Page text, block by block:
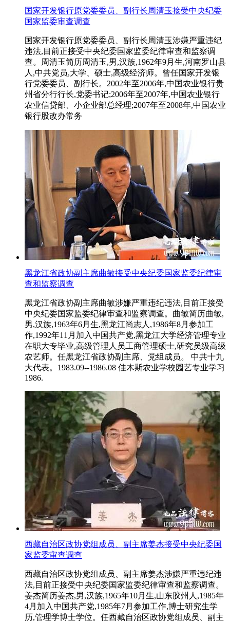
国家开发银行原党委委员、副行长周清玉接受中央纪委
国家监委审查调查
国家开发银行原党委委员、副行长周清玉涉嫌严重违纪
违法,目前正接受中央纪委国家监委纪律审查和监察调
查。周清玉简历周清玉,男,汉族,1962年9月生,河南罗山县
人,中共党员,大学、硕士,高级经济师。曾任国家开发银
行党委委员、副行长。2002年至2006年,中国农业银行贵
州省分行行长,党委书记;2006年至2007年,中国农业银行
农业信贷部、小企业部总经理;2007年至2008年,中国农业
银行股改办常务
黑龙江省政协副主席曲敏接受中央纪委国家监委纪律审
查和监察调查
黑龙江省政协副主席曲敏涉嫌严重违纪违法,目前正接受
中央纪委国家监委纪律审查和监察调查。曲敏简历曲敏,
男,汉族,1963年6月生,黑龙江尚志人,1986年8月参加工
作,1992年11月加入中国共产党,黑龙江大学经济管理专业
在职大专毕业,高级管理人员工商管理硕士,研究员级高级
农艺师。任黑龙江省政协副主席、党组成员。 中共十九
大代表。1983.09--1986.08 佳木斯农业学校园艺专业学习
1986.
西藏自治区政协党组成员、副主席姜杰接受中央纪委国
家监委审查调查
西藏自治区政协党组成员、副主席姜杰涉嫌严重违纪违
法,目前正接受中央纪委国家监委纪律审查和监察调查。
姜杰简历姜杰,男,汉族,1965年10月生,山东胶州人,1985年
4月加入中国共产党,1985年7月参加工作,博士研究生学
历,管理学博士学位。任西藏自治区政协党组成员、副主